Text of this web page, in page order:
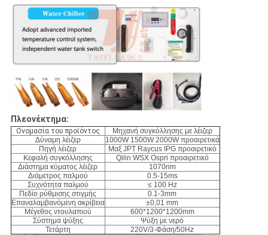
Πλεονέκτημα:
Ονομασία του προϊόντος
Μηχανή συγκόλλησης με λέιζερ
Δύναμη λέιζερ
1000W 1500W 2000W προαιρετικά
Πηγή λέιζερ
Μαξ JPT Raycus IPG προαιρετικό
Κεφαλή συγκόλλησης
Qilin WSX Ospri προαιρετικό
Διάστημα κύματος λέιζερ
1070nm
Διάμετρος παλμού
0.5-15ms
Συχνότητα παλμού
≤ 100 Hz
Πεδίο ρύθμισης στιγμής
0.1-3mm
Επαναλαμβανόμενη ακρίβεια
±0,01 mm
Μέγεθος ντουλαπιού
600*1200*1200mm
Σύστημα ψύξης
Ψύξη με νερό
Τετάρτη
220V/3-Φάση/50Hz